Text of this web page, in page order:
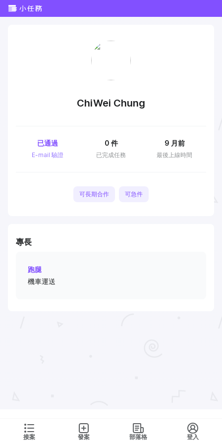
接案 發案 部落格 登入
ChiWei Chung
E-mail 驗證
已通過
已完成任務
0 件
最後上線時間
9 月前
可長期合作 可急件
專長
跑腿
機車運送